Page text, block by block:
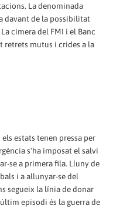
La denominada
davant de la possibilitat
cimera del FMI i el Banc
retrets mutus i crides a la
estats tenen pressa per
s'ha imposat el salvi
se a primera fila. Lluny de
i a allunyar-se del
segueix la línia de donar
episodi és la guerra de